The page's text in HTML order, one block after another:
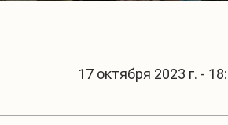
17 октября 2023 г. -